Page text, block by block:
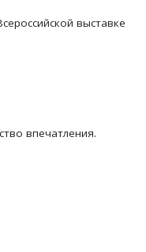
выставке
впечатления.